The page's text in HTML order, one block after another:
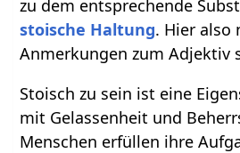
zu dem entsprechende
stoische Haltung. Hier also
Anmerkungen zum Adjektiv
Stoisch zu sein ist eine
mit Gelassenheit und
Menschen erfüllen ihre